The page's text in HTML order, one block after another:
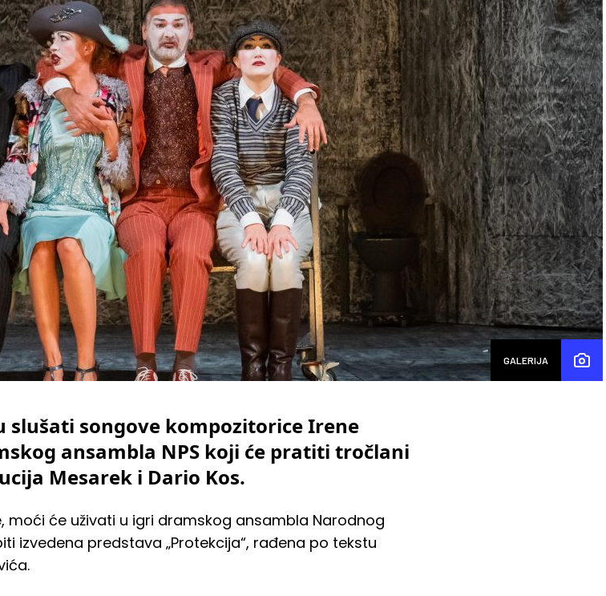
GALERIJA
songove kompozitorice Irene
ansambla NPS koji će pratiti tročlani
Mesarek i Dario Kos.
moći će uživati u igri dramskog ansambla Narodnog
izvedena predstava „Protekcija“, rađena po tekstu